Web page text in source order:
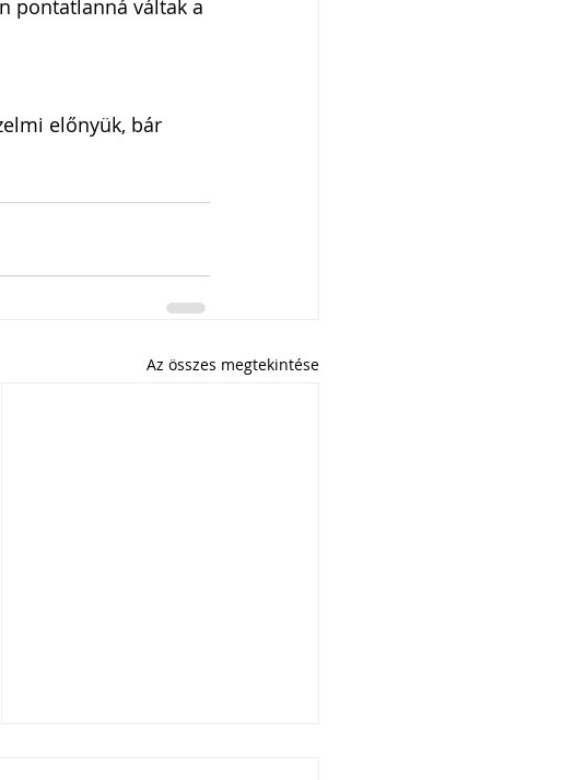
pontatlanná váltak a
előnyük, bár
Az összes megtekintése